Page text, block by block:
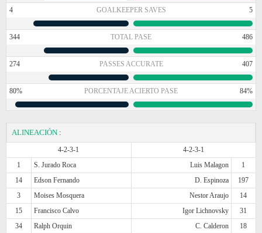
4 GOALKEEPER SAVES 5
344 TOTAL PASE 486
274 PASSES ACCURATE 407
80% PORCENTAJE ACIERTO PASE 84%
ALINEACIÓN :
4-2-3-1
4-2-3-1
1
S. Jurado Roca Luis Malagon
1
14
Edson Fernando D. Espinoza
197
3
Moises Mosquera Nestor Araujo
14
15
Francisco Calvo Igor Lichnovsky
31
34
Ralph Orquin C. Calderon
18